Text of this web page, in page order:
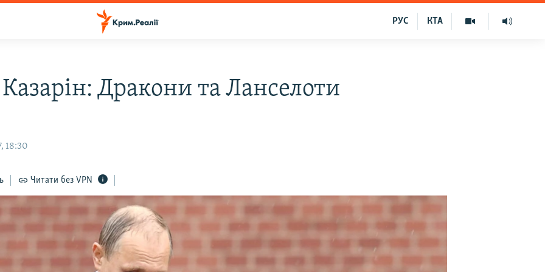
КТА
РУС
Дракони та Ланселоти
18:30
Читати без VPN